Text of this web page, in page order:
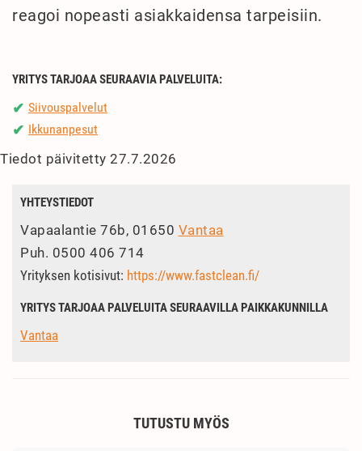
reagoi nopeasti asiakkaidensa tarpeisiin.
YRITYS TARJOAA SEURAAVIA PALVELUITA:
✔ Siivouspalvelut
✔ Ikkunanpesut
Tiedot päivitetty 27.7.2026
YHTEYSTIEDOT
Vapaalantie 76b, 01650 Vantaa
Puh. 0500 406 714
Yrityksen kotisivut: https://www.fastclean.fi/
YRITYS TARJOAA PALVELUITA SEURAAVILLA PAIKKAKUNNILLA
Vantaa
TUTUSTU MYÖS